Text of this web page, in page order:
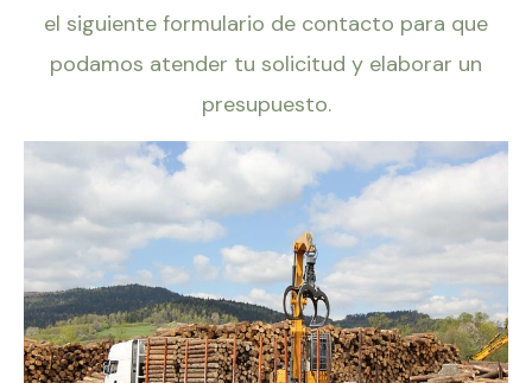
el siguiente formulario de contacto para que
podamos atender tu solicitud y elaborar un
presupuesto.